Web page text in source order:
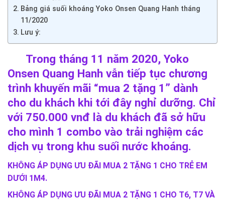
Bảng giá suối khoáng Yoko Onsen Quang Hanh tháng
11/2020
Lưu ý:
Trong tháng 11 năm 2020, Yoko
Onsen Quang Hanh vẫn tiếp tục chương
trình khuyến mãi “mua 2 tặng 1” dành
cho du khách khi tới đây nghỉ dưỡng. Chỉ
với 750.000 vnđ là du khách đã sở hữu
cho mình 1 combo vào trải nghiệm các
dịch vụ trong khu suối nước khoáng.
KHÔNG ÁP DỤNG ƯU ĐÃI MUA 2 TẶNG 1 CHO TRẺ EM
DƯỚI 1M4.
KHÔNG ÁP DỤNG ƯU ĐÃI MUA 2 TẶNG 1 CHO T6, T7 VÀ